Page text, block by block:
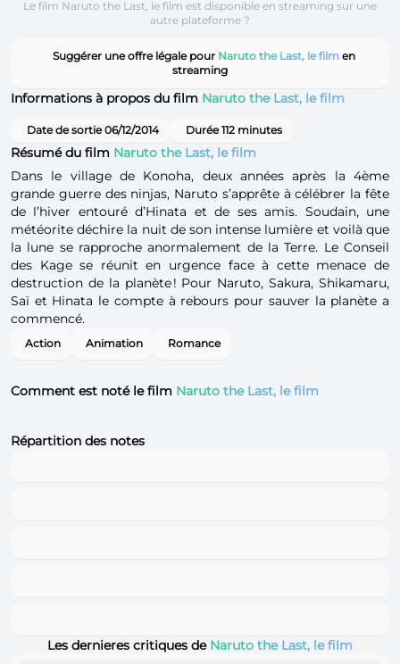
Le film Naruto the Last, le film est disponible en streaming sur une
autre plateforme ?
Suggérer une offre légale pour Naruto the Last, le film en
streaming
Informations à propos du film Naruto the Last, le film
Date de sortie 06/12/2014 Durée 112 minutes
Résumé du film Naruto the Last, le film
Dans le village de Konoha, deux années après la 4ème
grande guerre des ninjas, Naruto s’apprête à célébrer la fête
de l’hiver entouré d’Hinata et de ses amis. Soudain, une
météorite déchire la nuit de son intense lumière et voilà que
la lune se rapproche anormalement de la Terre. Le Conseil
des Kage se réunit en urgence face à cette menace de
destruction de la planète ! Pour Naruto, Sakura, Shikamaru,
Saï et Hinata le compte à rebours pour sauver la planète a
commencé.
Action Animation Romance
Comment est noté le film Naruto the Last, le film
Répartition des notes
Les dernieres critiques de Naruto the Last, le film